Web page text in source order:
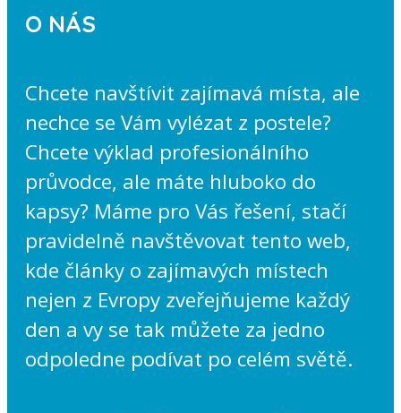
O NÁS
Chcete navštívit zajímavá místa, ale
nechce se Vám vylézat z postele?
Chcete výklad profesionálního
průvodce, ale máte hluboko do
kapsy? Máme pro Vás řešení, stačí
pravidelně navštěvovat tento web,
kde články o zajímavých místech
nejen z Evropy zveřejňujeme každý
den a vy se tak můžete za jedno
odpoledne podívat po celém světě.